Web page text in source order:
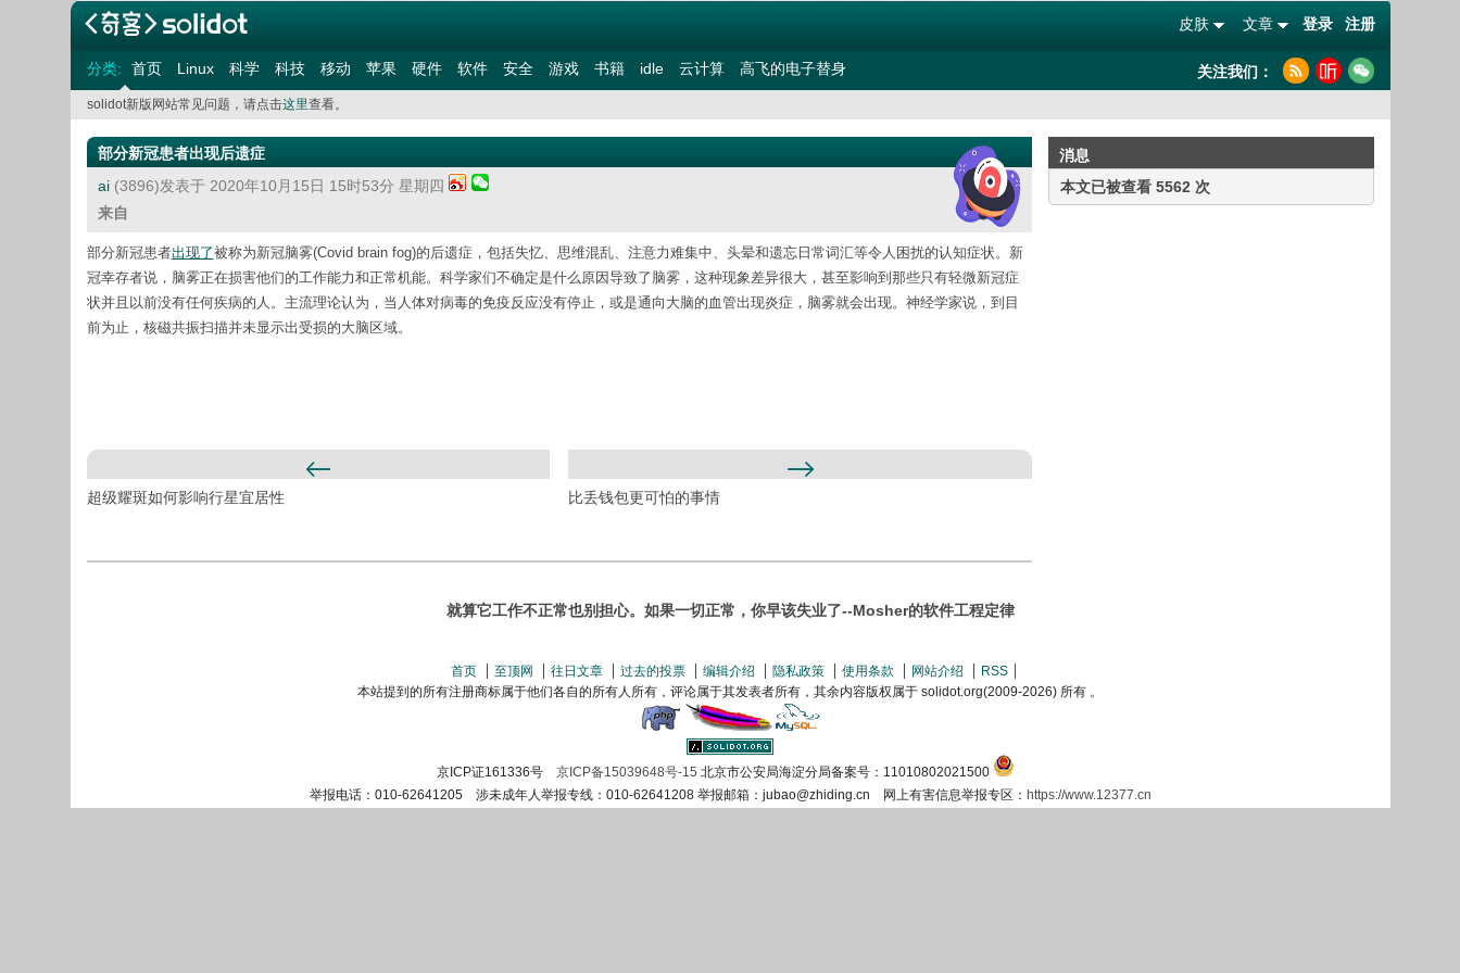
登录 注册
文章
皮肤
分类: 首页 Linux 科学 科技 移动 苹果 硬件 软件 安全 游戏 书籍 idle 云计算 高飞的电子替身 关注我们：
solidot新版网站常见问题，请点击这里查看。
消息
本文已被查看 5562 次
部分新冠患者出现后遗症
ai(3896)发表于 2020年10月15日 15时53分 星期四
来自
部分新冠患者出现了被称为新冠脑雾(Covid brain fog)的后遗症，包括失忆、思维混乱、注意力难集中、头晕和遗忘日常词汇等令人困扰的认知症状。新
冠幸存者说，脑雾正在损害他们的工作能力和正常机能。科学家们不确定是什么原因导致了脑雾，这种现象差异很大，甚至影响到那些只有轻微新冠症
状并且以前没有任何疾病的人。主流理论认为，当人体对病毒的免疫反应没有停止，或是通向大脑的血管出现炎症，脑雾就会出现。神经学家说，到目
前为止，核磁共振扫描并未显示出受损的大脑区域。
超级耀斑如何影响行星宜居性 比丢钱包更可怕的事情
就算它工作不正常也别担心。如果一切正常，你早该失业了--Mosher的软件工程定律
首页 至顶网 往日文章 过去的投票 编辑介绍 隐私政策 使用条款 网站介绍
RSS
本站提到的所有注册商标属于他们各自的所有人所有，评论属于其发表者所有，其余内容版权属于 solidot.org(2009-2026) 所有 。
京ICP证161336号 京ICP备15039648号-15 北京市公安局海淀分局备案号：11010802021500
举报电话：010-62641205 涉未成年人举报专线：010-62641208 举报邮箱：jubao@zhiding.cn 网上有害信息举报专区： https://www.12377.cn